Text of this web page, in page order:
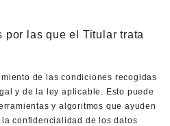
por las que el Titular trata
de las condiciones recogidas
y de la ley aplicable. Esto puede
y algoritmos que ayuden
confidencialidad de los datos